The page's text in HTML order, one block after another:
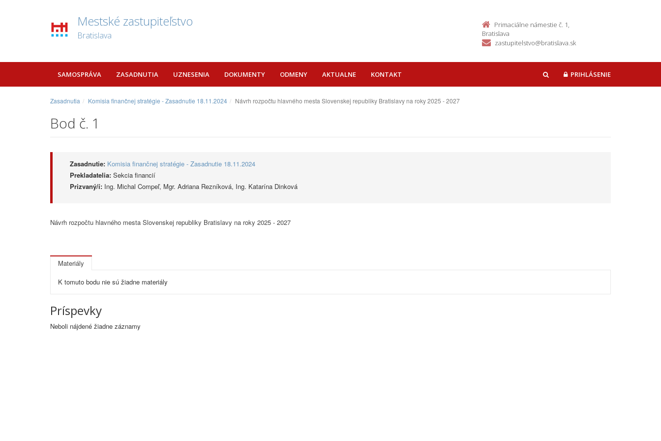
Mestské zastupiteľstvo
Bratislava
Primaciálne námestie č. 1,
Bratislava
zastupitelstvo@bratislava.sk
SAMOSPRÁVA ZASADNUTIA UZNESENIA DOKUMENTY ODMENY AKTUALNE KONTAKT HĽADAŤPRIHLÁSENIE
Zasadnutia Komisia finančnej stratégie - Zasadnutie 18.11.2024 Návrh rozpočtu hlavného mesta Slovenskej republiky Bratislavy na roky 2025 - 2027
Bod č. 1
Zasadnutie: Komisia finančnej stratégie - Zasadnutie 18.11.2024
Prekladatelia: Sekcia financií
Prizvaný/í: Ing. Michal Compeľ, Mgr. Adriana Rezníková, Ing. Katarína Dinková
Návrh rozpočtu hlavného mesta Slovenskej republiky Bratislavy na roky 2025 - 2027
Materiály
K tomuto bodu nie sú žiadne materiály
Príspevky
Neboli nájdené žiadne záznamy